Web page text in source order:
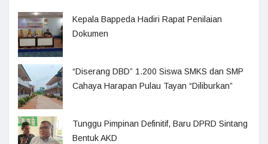
Kepala Bappeda Hadiri Rapat Penilaian
Dokumen
“Diserang DBD” 1.200 Siswa SMKS dan SMP
Cahaya Harapan Pulau Tayan “Diliburkan”
Tunggu Pimpinan Definitif, Baru DPRD Sintang
Bentuk AKD